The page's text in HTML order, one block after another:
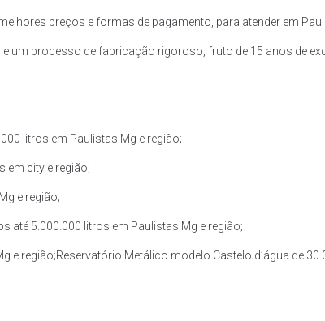
preços e formas de pagamento, para atender em
processo de fabricação rigoroso, fruto de 15 anos de
litros em Paulistas Mg e região;
em city e região;
e região;
até 5.000.000 litros em Paulistas Mg e região;
região;Reservatório Metálico modelo Castelo d’água de